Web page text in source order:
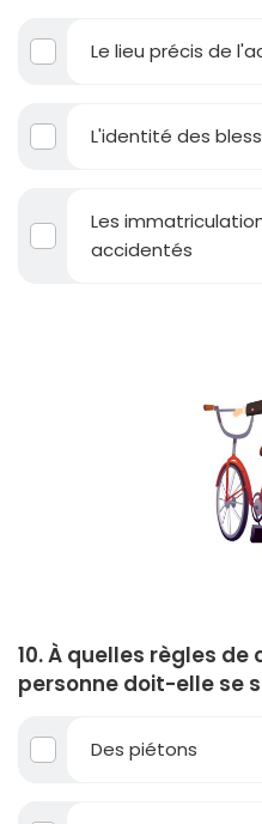
Le lieu précis de
L'identité des
Les
accidentés
10. À quelles règles
personne doit-elle se
Des piétons